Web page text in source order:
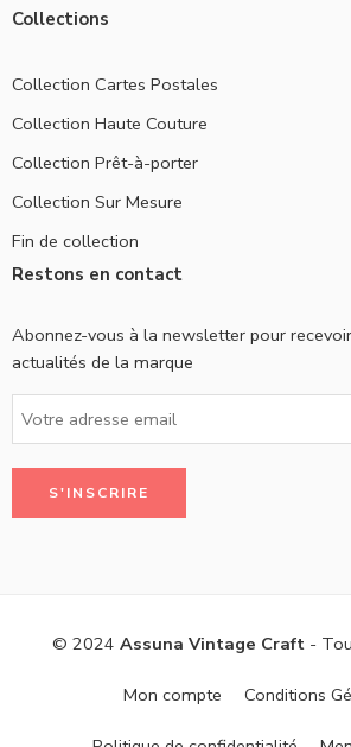
Collections
Collection Cartes Postales
Collection Haute Couture
Collection Prêt-à-porter
Collection Sur Mesure
Fin de collection
Restons en contact
Abonnez-vous à la newsletter pour
actualités de la marque
© 2024 Assuna Vintage Craft-
Mon compte Conditions